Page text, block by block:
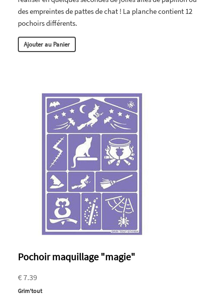
des empreintes de pattes de chat ! La planche contient 12
pochoirs différents.
Ajouter au Panier
Pochoir maquillage "magie"
€ 7.39
Grim'tout